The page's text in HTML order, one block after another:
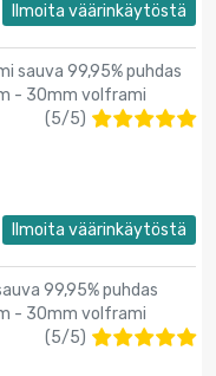
Ilmoita väärinkäytöstä
sauva 99,95% puhdas
- 30mm volframi
(5/5)
Ilmoita väärinkäytöstä
99,95% puhdas
- 30mm volframi
(5/5)